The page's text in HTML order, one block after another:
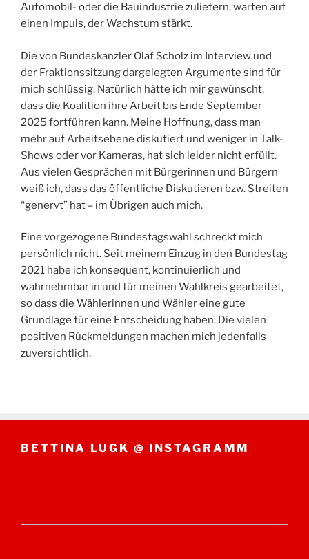
Automobil- oder die Bauindustrie zuliefern, warten auf
einen Impuls, der Wachstum stärkt.
Die von Bundeskanzler Olaf Scholz im Interview und
der Fraktionssitzung dargelegten Argumente sind für
mich schlüssig. Natürlich hätte ich mir gewünscht,
dass die Koalition ihre Arbeit bis Ende September
2025 fortführen kann. Meine Hoffnung, dass man
mehr auf Arbeitsebene diskutiert und weniger in Talk-
Shows oder vor Kameras, hat sich leider nicht erfüllt.
Aus vielen Gesprächen mit Bürgerinnen und Bürgern
weiß ich, dass das öffentliche Diskutieren bzw. Streiten
“genervt” hat – im Übrigen auch mich.
Eine vorgezogene Bundestagswahl schreckt mich
persönlich nicht. Seit meinem Einzug in den Bundestag
2021 habe ich konsequent, kontinuierlich und
wahrnehmbar in und für meinen Wahlkreis gearbeitet,
so dass die Wählerinnen und Wähler eine gute
Grundlage für eine Entscheidung haben. Die vielen
positiven Rückmeldungen machen mich jedenfalls
zuversichtlich.
BETTINA LUGK @ INSTAGRAMM